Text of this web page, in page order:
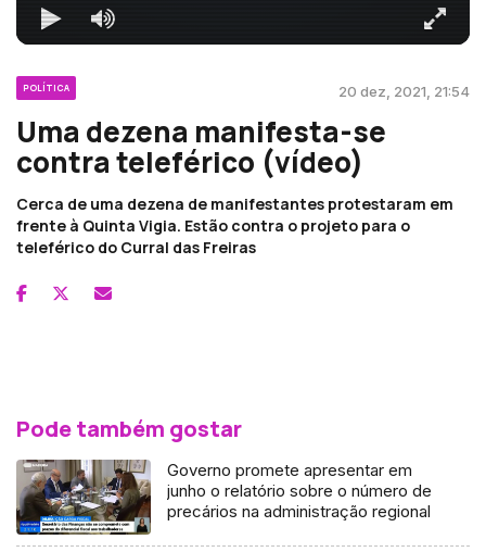
POLÍTICA 20 dez, 2021, 21:54
Uma dezena manifesta-se
contra teleférico (vídeo)
Cerca de uma dezena de manifestantes protestaram em
frente à Quinta Vigia. Estão contra o projeto para o
teleférico do Curral das Freiras
Pode também gostar
Governo promete apresentar em
junho o relatório sobre o número de
precários na administração regional